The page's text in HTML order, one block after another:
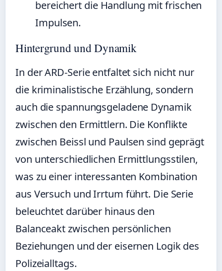
bereichert die Handlung mit frischen
Impulsen.
Hintergrund und Dynamik
In der ARD-Serie entfaltet sich nicht nur
die kriminalistische Erzählung, sondern
auch die spannungsgeladene Dynamik
zwischen den Ermittlern. Die Konflikte
zwischen Beissl und Paulsen sind geprägt
von unterschiedlichen Ermittlungsstilen,
was zu einer interessanten Kombination
aus Versuch und Irrtum führt. Die Serie
beleuchtet darüber hinaus den
Balanceakt zwischen persönlichen
Beziehungen und der eisernen Logik des
Polizeialltags.